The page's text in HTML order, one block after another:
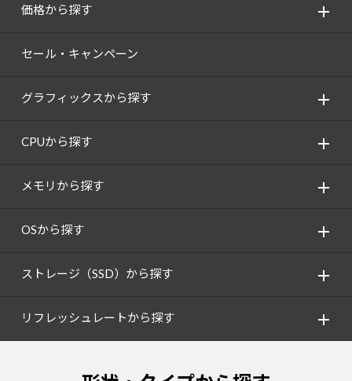
価格から探す
セール・キャンペーン
グラフィックスから探す
CPUから探す
メモリから探す
OSから探す
ストレージ（SSD）から探す
リフレッシュレートから探す